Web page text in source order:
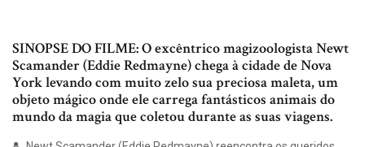
SINOPSE DO FILME: O excêntrico magizoologista Newt
Scamander (Eddie Redmayne) chega à cidade de Nova
York levando com muito zelo sua preciosa maleta, um
objeto mágico onde ele carrega fantásticos animais do
mundo da magia que coletou durante as suas viagens.